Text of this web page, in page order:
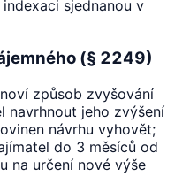
sjednanou v
(§ 2249)
způsob zvyšování
navrhnout jeho zvýšení
návrhu vyhovět;
do 3 měsíců od
na určení nové výše